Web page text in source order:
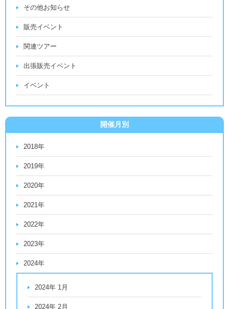
その他お知らせ
販売イベント
関連ツアー
出張販売イベント
イベント
開催月別
2018年
2019年
2020年
2021年
2022年
2023年
2024年
2024年 1月
2024年 2月